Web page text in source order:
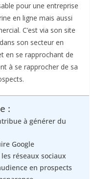
pour une entreprise
en ligne mais aussi
C’est via son site
son secteur en
en se rapprochant de
à se rapprocher de sa
:
à générer du
Google
réseaux sociaux
en prospects